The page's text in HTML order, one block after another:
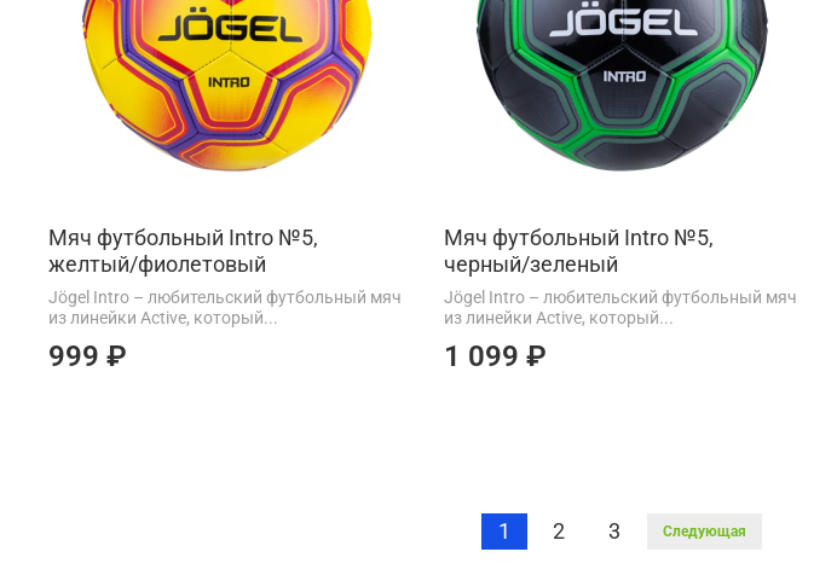
Мяч футбольный Intro №5,
желтый/фиолетовый
Jögel Intro – любительский футбольный мяч
из линейки Active, который...
999 ₽
Мяч футбольный Intro №5,
черный/зеленый
Jögel Intro – любительский футбольный мяч
из линейки Active, который...
1 099 ₽
1 2 3 Следующая